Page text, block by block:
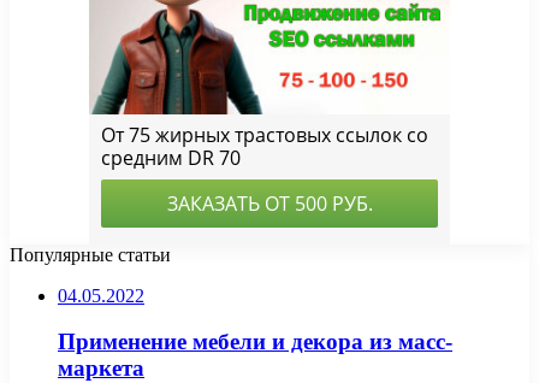
Популярные статьи
04.05.2022
Применение мебели и декора из масс-
маркета